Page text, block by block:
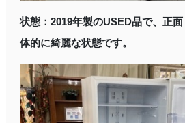
状態：2019年製のUSED品で、正
体的に綺麗な状態です。